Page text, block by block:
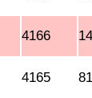
4166
4165